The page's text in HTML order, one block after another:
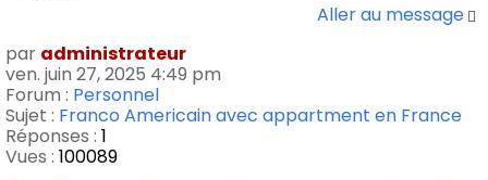
Aller au message
par administrateur
ven. juin 27, 2025 4:49 pm
Forum : Personnel
Sujet : Franco Americain avec appartment en France
Réponses : 1
Vues : 100089